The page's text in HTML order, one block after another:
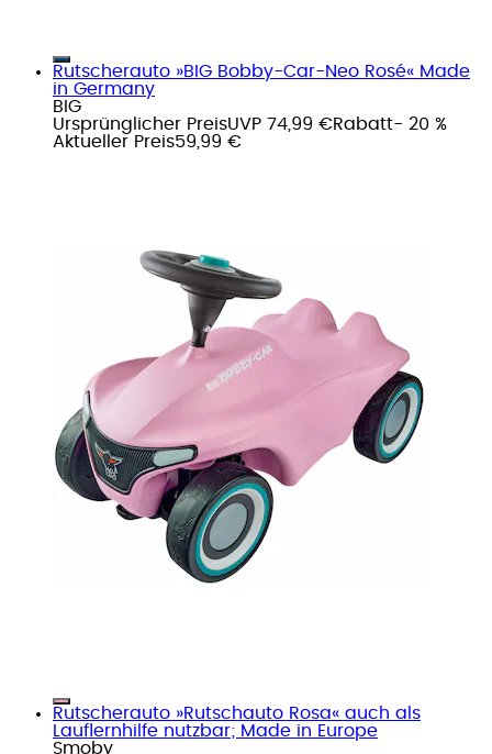
Rutscherauto »BIG Bobby-Car-Neo Rosé« Made
in Germany
BIG
Ursprünglicher PreisUVP 74,99 €Rabatt- 20 %
Aktueller Preis59,99 €
Rutscherauto »Rutschauto Rosa« auch als
Lauflernhilfe nutzbar; Made in Europe
Smoby